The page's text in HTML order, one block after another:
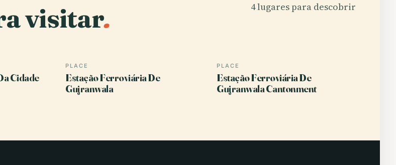
visitar. 4 lugares para descobrir
Cidade
PLACE
Estação Ferroviária De
Gujranwala
PLACE
Estação Ferroviária De
Gujranwala Cantonment